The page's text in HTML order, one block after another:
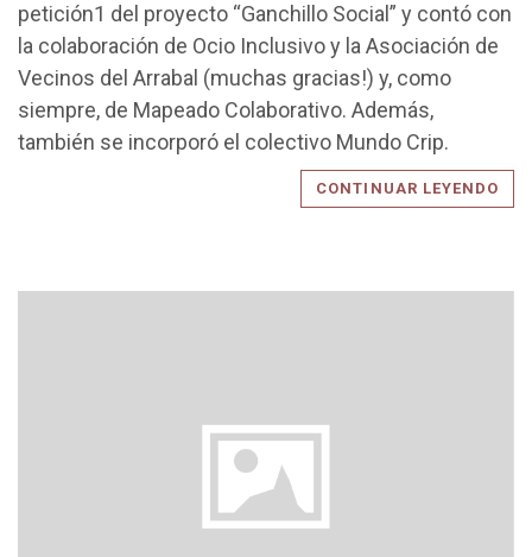
petición1 del proyecto “Ganchillo Social” y contó con
la colaboración de Ocio Inclusivo y la Asociación de
Vecinos del Arrabal (muchas gracias!) y, como
siempre, de Mapeado Colaborativo. Además,
también se incorporó el colectivo Mundo Crip.
CONTINUAR LEYENDO